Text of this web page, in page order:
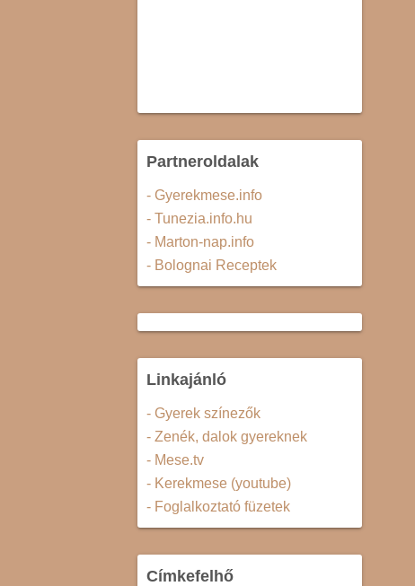
Partneroldalak
- Gyerekmese.info
- Tunezia.info.hu
- Marton-nap.info
- Bolognai Receptek
Linkajánló
- Gyerek színezők
- Zenék, dalok gyereknek
- Mese.tv
- Kerekmese (youtube)
- Foglalkoztató füzetek
Címkefelhő